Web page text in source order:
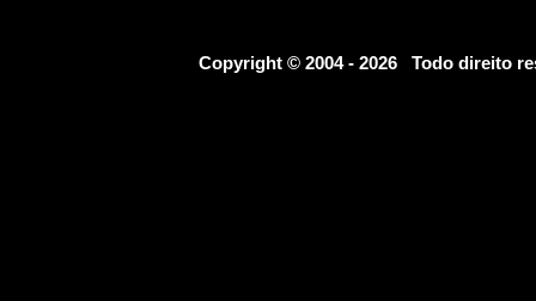
Copyright © 2004 - 2026 Todo direito